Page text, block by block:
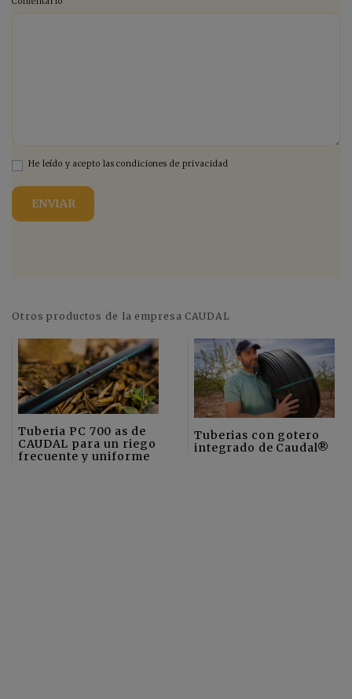
He leído y acepto las condiciones de privacidad
Otros productos de la empresa CAUDAL
Tuberia PC 700 as de
CAUDAL para un riego
frecuente y uniforme
Tuberias con gotero
integrado de Caudal®